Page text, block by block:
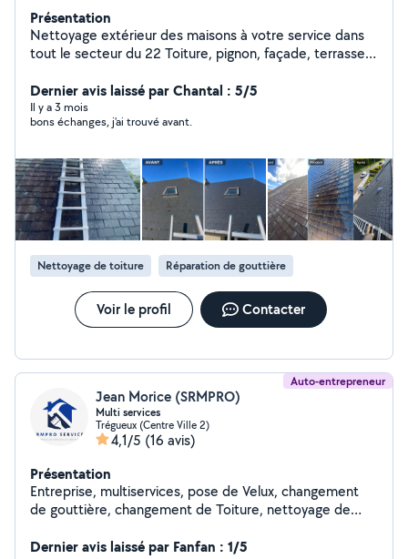
Présentation
Nettoyage extérieur des maisons à votre service dans
tout le secteur du 22 Toiture, pignon, façade, terrasse,
couverture. Je fait des vidéos sur les réseaux sociaux
TikTok, Instagram, Facebook « NB2S »n'hésitez pas à
aller voir Devis gratuit et inspection
Dernier avis laissé par Chantal : 5/5
Il y a 3 mois
bons échanges, j'ai trouvé avant.
Nettoyage de toiture Réparation de gouttière
Voir le profil Contacter
Auto-entrepreneur
Jean Morice (SRMPRO)
Multi services
Trégueux (Centre Ville 2)
4,1/5 (16 avis)
Présentation
Entreprise, multiservices, pose de Velux, changement
de gouttière, changement de Toiture, nettoyage de
petite maçonnerie, changement de charpente
Dernier avis laissé par Fanfan : 1/5